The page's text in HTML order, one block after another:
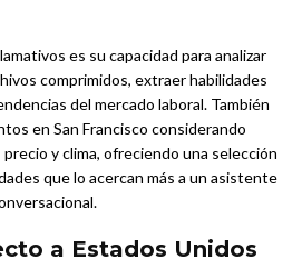
es su capacidad para analizar
comprimidos, extraer habilidades
del mercado laboral. También
en San Francisco considerando
y clima, ofreciendo una selección
que lo acercan más a un asistente
a Estados Unidos